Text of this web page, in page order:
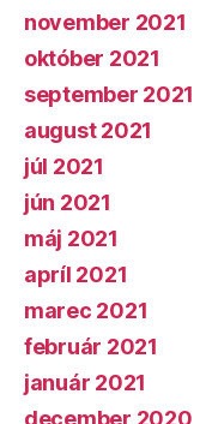
november 2021
október 2021
september 2021
august 2021
júl 2021
jún 2021
máj 2021
apríl 2021
marec 2021
február 2021
január 2021
december 2020